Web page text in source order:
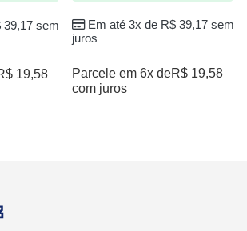
39,17sem
19,58
Em até 3x de R$39,17sem
juros
Parcele em 6x deR$ 19,58
com juros